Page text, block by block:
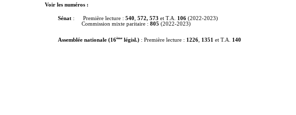
Voir les numéros :
Sénat : Première lecture : 540 572, 573 et T.A. 106 (2022-2023)
Commission mixte paritaire :805 (2022-2023)
Assemblée nationale (16ème législ.) : Première lecture : 1226 1351et T.A. 140